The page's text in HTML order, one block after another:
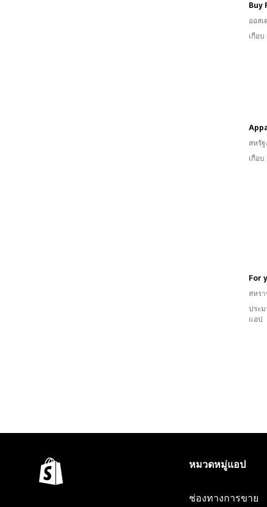
Buy
ออสเ
เกือ
สหรัฐ
เกือ
For
สหร
ประ
แอป
หมวดหมู่แอป
ช่องทางการขาย